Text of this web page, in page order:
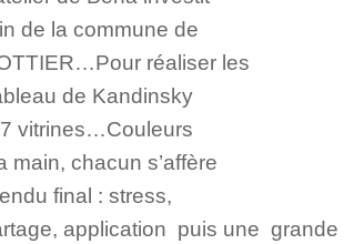
de la commune de
réaliser les
de Kandinsky
vitrines…Couleurs
main, chacun s’affère
final : stress,
application puis une grande